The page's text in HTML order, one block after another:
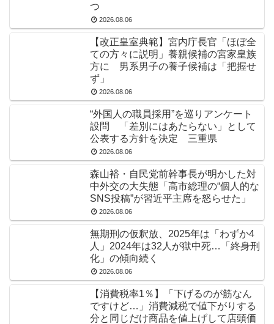
つ
2026.08.06
【改正皇室典範】宮内庁長官「ほぼ全
ての方々に説明」養親候補の宮家皇族
方に 男系男子の養子候補は「把握せ
ず」
2026.08.06
“外国人の職員採用”を巡りアンケート
設問 「差別にはあたらない」として
公表する方針を決定 三重県
2026.08.06
森山裕・自民党前幹事長が明かした対
中外交の大失態「高市総理の“個人的な
SNS投稿”が習近平主席を怒らせた」
2026.08.06
無期刑の仮釈放、2025年は「わずか4
人」2024年は32人が獄中死…「終身刑
化」の傾向続く
2026.08.06
【消費税率1％】「下げるのが筋なん
ですけど…」消費減税で値下がりする
分と同じだけ商品を値上げして店頭価